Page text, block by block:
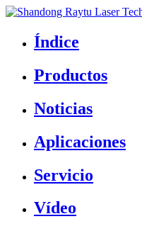
Índice
Productos
Noticias
Aplicaciones
Servicio
Vídeo